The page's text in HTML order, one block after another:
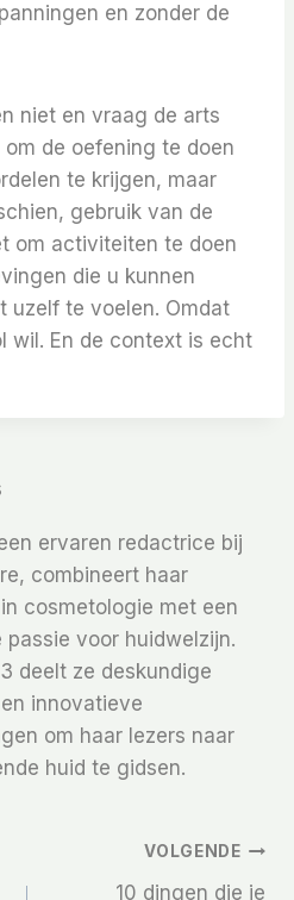
en zonder de
niet en vraag de arts
de oefening te doen
te krijgen, maar
gebruik van de
om activiteiten te doen
die u kunnen
uzelf te voelen. Omdat
wil. En de context is echt
ervaren redactrice bij
combineert haar
cosmetologie met een
passie voor huidwelzijn.
deelt ze deskundige
innovatieve
om haar lezers naar
huid te gidsen.
VOLGENDE
10 dingen die je